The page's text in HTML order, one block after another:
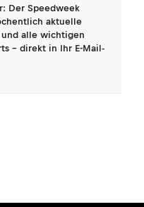
Der Speedweek
aktuelle
und alle wichtigen
- direkt in Ihr E-Mail-